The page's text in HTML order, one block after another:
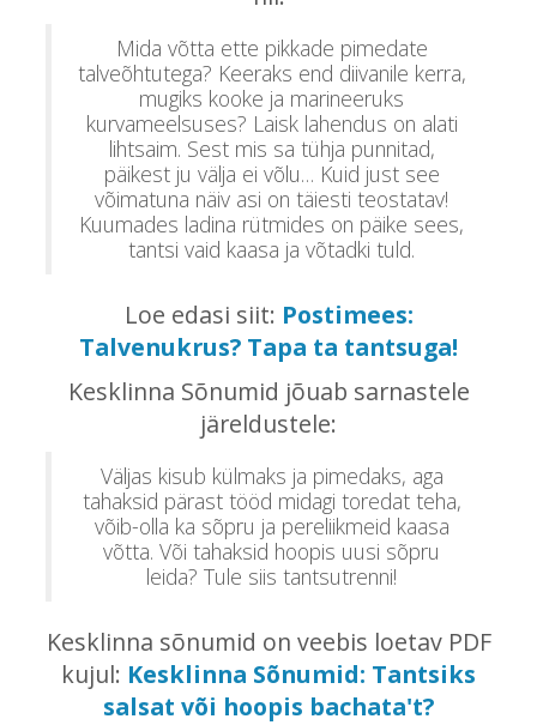
​Mida võtta ette pikkade pimedate
talveõhtutega? Keeraks end diivanile kerra,
mugiks kooke ja marineeruks
kurvameelsuses? Laisk lahendus on alati
lihtsaim. Sest mis sa tühja punnitad,
päikest ju välja ei võlu… Kuid just see
võimatuna näiv asi on täiesti teostatav!
Kuumades ladina rütmides on päike sees,
tantsi vaid kaasa ja võtadki tuld.
Loe edasi siit: Postimees:
Talvenukrus? Tapa ta tantsuga!
Kesklinna Sõnumid jõuab sarnastele
järeldustele:
Väljas kisub külmaks ja pimedaks, aga
tahaksid pärast tööd midagi toredat teha,
võib-olla ka sõpru ja pereliikmeid kaasa
võtta. Või tahaksid hoopis uusi sõpru
leida? Tule siis tantsutrenni!
Kesklinna sõnumid on veebis loetav PDF
kujul: Kesklinna Sõnumid: Tantsiks
salsat või hoopis bachata't?